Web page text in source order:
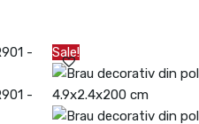
Sale!
inițial
a
fost:
curent
este:
60.09lei.